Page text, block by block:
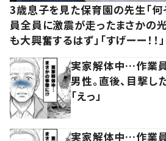
3歳息子を見た保育園の先生「何
員全員に激震が走ったまさかの
も大興奮するはず」「すげーー！！」
実家解体中…作業
男性。直後、目撃
「えっ」
実家解体中…作業